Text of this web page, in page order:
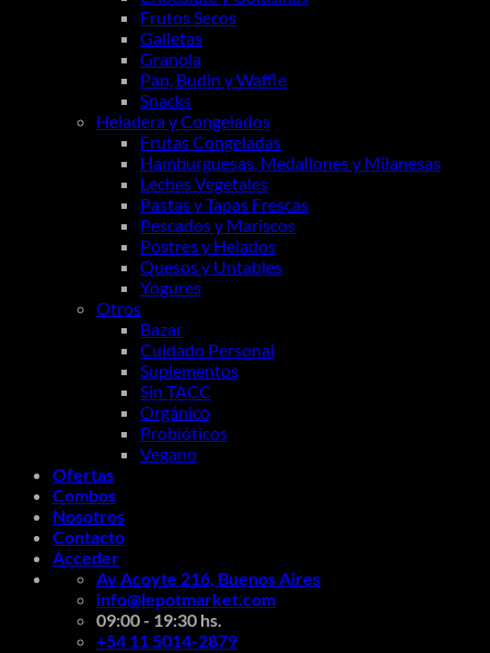
Frutos Secos
Galletas
Granola
Pan, Budin y Waffle
Snacks
Heladera y Congelados
Frutas Congeladas
Hamburguesas, Medallones y Milanesas
Leches Vegetales
Pastas y Tapas Frescas
Pescados y Mariscos
Postres y Helados
Quesos y Untables
Yogures
Otros
Bazar
Cuidado Personal
Suplementos
Sin TACC
Orgánico
Probióticos
Vegano
Ofertas
Combos
Nosotros
Contacto
Acceder
Av Acoyte 216, Buenos Aires
info@lepotmarket.com
09:00 - 19:30 hs.
+54 11 5014-2879